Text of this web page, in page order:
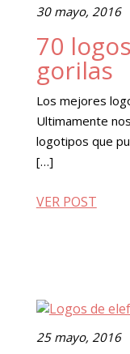
30 mayo, 2016
70
gorilas
Los mejores
Ultimamente
logotipos que
[…]
VER POST
25 mayo, 2016